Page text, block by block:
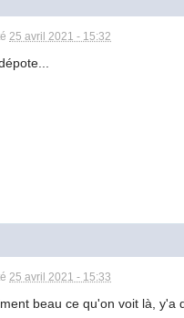
25 avril 2021 - 15:32
25 avril 2021 - 15:33
beau ce qu'on voit là, y'a